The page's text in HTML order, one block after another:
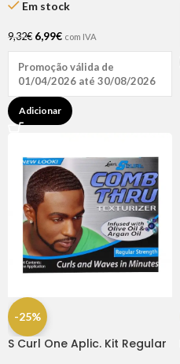
Em stock
9,32€ 6,99€ com IVA
Promoção válida de
01/04/2026 até 30/08/2026
Adicionar
-25%
S Curl One Aplic. Kit Regular